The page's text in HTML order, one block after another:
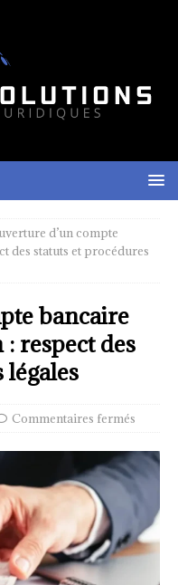
d’un compte
des statuts et procédures
bancaire
respect des
légales
Commentaires fermés